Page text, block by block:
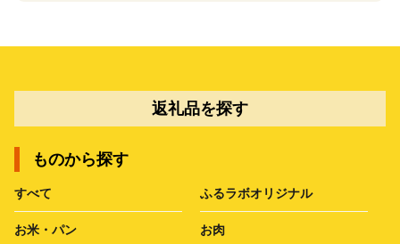
返礼品を探す
ものから探す
すべて ふるラボオリジナル
お米・パン お肉